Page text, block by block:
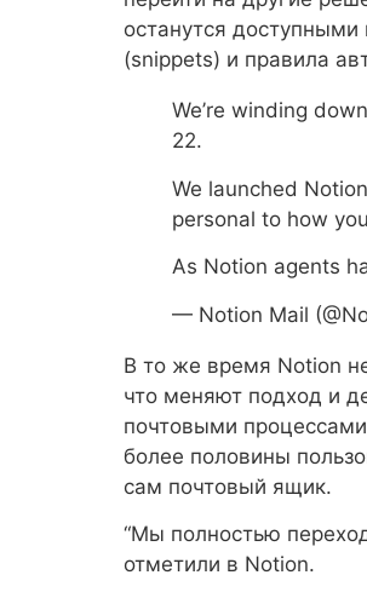
останутся
(snippets) и правила
We’re winding
22.
We launched
personal to how
As Notion agents
— Notion Mail
В то же время Notion
что меняют подход и
почтовыми
более половины
сам почтовый ящик.
“Мы полностью
отметили в Notion.